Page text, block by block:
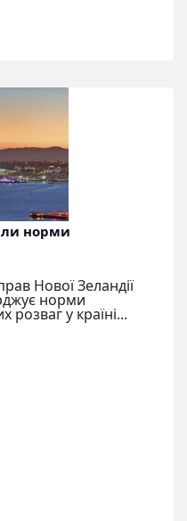
норми
Нової Зеландії
норми
розваг у країні...